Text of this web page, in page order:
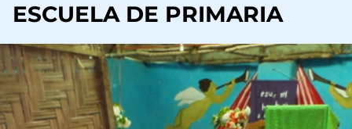
ESCUELA DE PRIMARIA